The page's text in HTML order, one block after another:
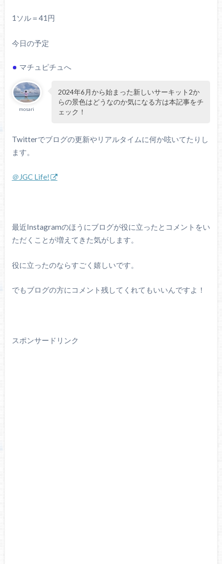
1ソル＝41円
今日の予定
マチュピチュへ
mosari
2024年6月から始まった新しいサーキット2か
らの景色はどうなのか気になる方は本記事をチ
ェック！
Twitterでブログの更新やリアルタイムに何か呟いてたりし
ます。
＠JGC Life!
最近Instagramのほうにブログが役に立ったとコメントをい
ただくことが増えてきた気がします。
役に立ったのならすごく嬉しいです。
でもブログの方にコメント残してくれてもいいんですよ！
スポンサードリンク